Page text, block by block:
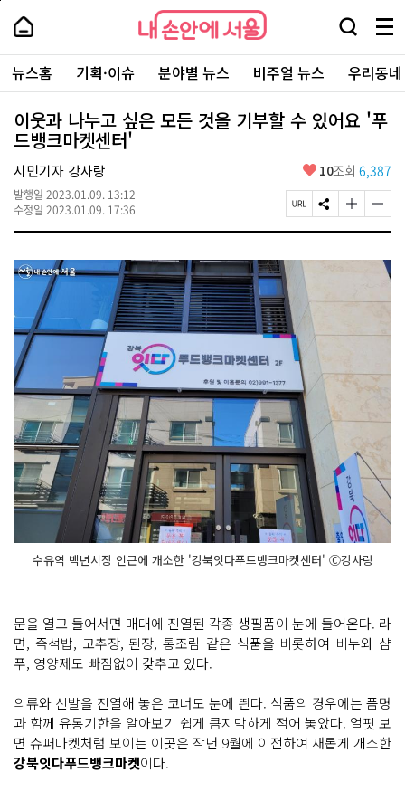
본
로
가
내
손
안
에
서
울
-
서
울
시
대
표
소
통
포
내
손
에
울
검
창
열
기
메
뉴
전
체
보
기
주
요
서
뉴스홈 기획·이슈 분야별 뉴스 비주얼 뉴스 우리동
이웃과 나누고 싶은 모든 것을 기부할 수 있어요 '푸
드뱅크마켓센터'
시민기자 강사랑
발행일 2023.01.09. 13:12
수정일 2023.01.09. 17:36
좋
요
10조회 6,387
페
이
U
R
L
복
사
S
N
공
유
기
글
자
기
크
변
하
기
글
자
기
작
게
변
하
수유역 백년시장 인근에 개소한 '강북잇다푸드뱅크마켓센터' Ⓒ강사랑
문을 열고 들어서면 매대에 진열된 각종 생필품이 눈에 들어온다. 라
면, 즉석밥, 고추장, 된장, 통조림 같은 식품을 비롯하여 비누와 샴
푸, 영양제도 빠짐없이 갖추고 있다.
의류와 신발을 진열해 놓은 코너도 눈에 띈다. 식품의 경우에는 품명
과 함께 유통기한을 알아보기 쉽게 큼지막하게 적어 놓았다. 얼핏 보
면 슈퍼마켓처럼 보이는 이곳은 작년 9월에 이전하여 새롭게 개소한
강북잇다푸드뱅크마켓이다.
페
상
단
로